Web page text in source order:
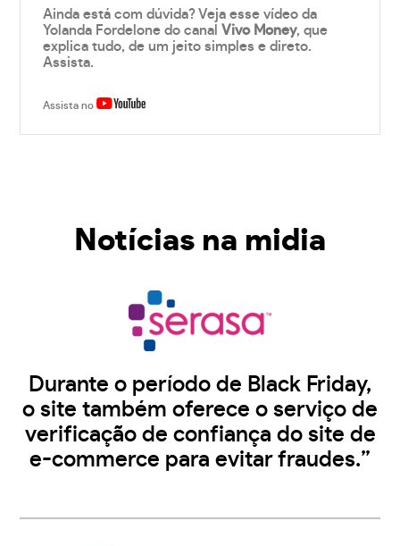
Ainda está com dúvida? Veja esse vídeo da
Yolanda Fordelone do canalVivo Money, que
explica tudo, de um jeito simples e direto.
Assista.
Assista no
Notícias na midia
Durante o período de Black Friday,
o site também oferece o serviço de
verificação de confiança do site de
e-commerce para evitar fraudes.”